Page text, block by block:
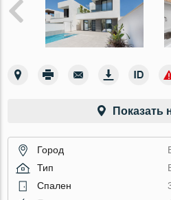
Показать
Город
Тип
Спален